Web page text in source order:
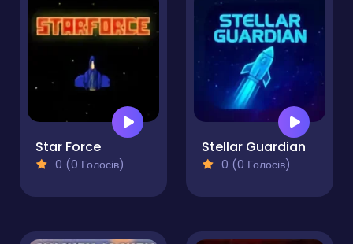
Star Force
0 (0 Голосів)
Stellar Guardian
0 (0 Голосів)